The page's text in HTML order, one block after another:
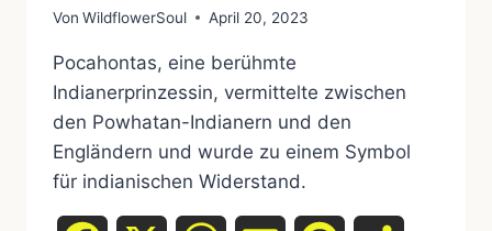
Von WildflowerSoul April 20, 2023
Pocahontas, eine berühmte
Indianerprinzessin, vermittelte zwischen
den Powhatan-Indianern und den
Engländern und wurde zu einem Symbol
für indianischen Widerstand.